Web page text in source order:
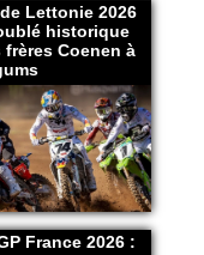
Lettonie 2026
historique
frères Coenen à
France 2026 :